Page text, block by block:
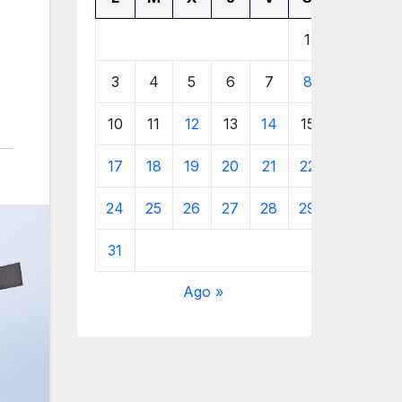
1
3 4 5 6 7 8
10 11 12 13 14 15
17 18 19 20 21 22
24 25 26 27 28 29
31
Ago »